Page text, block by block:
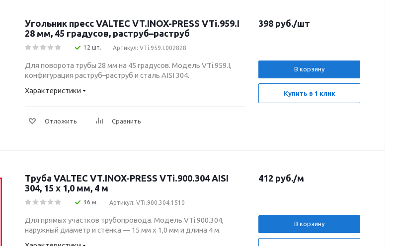
Угольник пресс VALTEC VT.INOX-PRESS VTi.959.I
28 мм, 45 градусов, раструб–раструб
12 шт. Артикул: VTi.959.I.002828
Для поворота трубы 28 мм на 45 градусов. Модель VTi.959.I,
конфигурация раструб–раструб и сталь AISI 304.
Характеристики
Отложить Сравнить
398 руб./шт
В корзину
Купить в 1 клик
Труба VALTEC VT.INOX-PRESS VTi.900.304 AISI
304, 15 x 1,0 мм, 4 м
36 м. Артикул: VTi.900.304.1510
Для прямых участков трубопровода. Модель VTi.900.304,
наружный диаметр и стенка — 15 мм x 1,0 мм и длина 4 м.
412 руб./м
В корзину